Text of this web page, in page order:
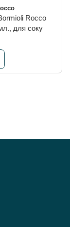
Rocco
для соку